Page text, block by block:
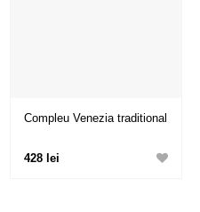
Compleu Venezia traditional
428 lei